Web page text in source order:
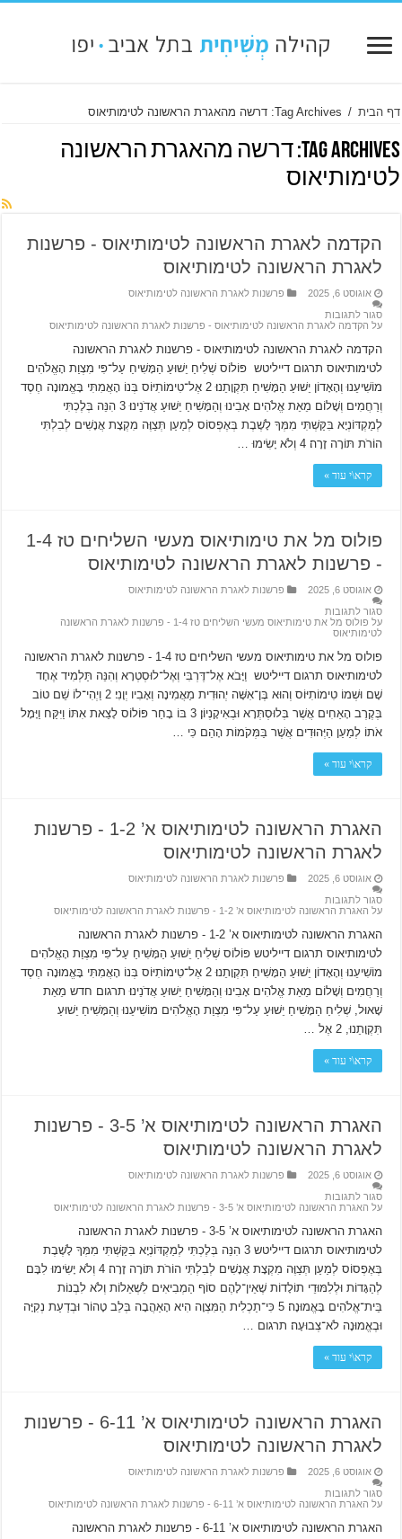
דף הבית / Tag Archives: דרשה מהאגרת הראשונה לטימותיאוס
Tag Archives: דרשה מהאגרת הראשונה
לטימותיאוס
הקדמה לאגרת הראשונה לטימותיאוס ‫- פרשנות
לאגרת הראשונה לטימותיאוס
אוגוסט 6, 2025
פרשנות לאגרת הראשונה לטימותיאוס
סגור לתגובות
על הקדמה לאגרת הראשונה לטימותיאוס ‫- פרשנות לאגרת הראשונה לטימותיאוס
הקדמה לאגרת הראשונה לטימותיאוס ‫- פרשנות לאגרת הראשונה
לטימותיאוס תרגום דייליטש פּוֹלוֹס שְׁלִיחַ יֵשׁוּעַ הַמָּשִׁיחַ עַל־פִּי מִצְוַת הָאֱלֹהִים
מוֹשִׁיעֵנוּ וְהָאָדוֹן יֵשׁוּעַ הַמָּשִׁיחַ תִּקְוָתֵנוּ׃ 2 אֶל־טִימוֹתִיּוֹס בְּנוֹ הָאֲמִתִּי בָּאֱמוּנָה חֶסֶד
וְרַחֲמִים וְשָׁלוֹם מֵאֵת אֱלֹהִים אָבִינוּ וְהַמָּשִׁיחַ יֵשׁוּעַ אֲדֹנֵינוּ׃ 3 הִנֵּה בְּלֶכְתִּי
לְמַקְדּוֹנְיָא בִּקַּשְׁתִּי מִמְּךָ לָשֶׁבֶת בְּאֶפְסוֹס לְמַעַן תְּצַוֶּה מִקְצָת אֲנָשִׁים לְבִלְתִּי
הוֹרֹת תּוֹרָה זָרָה׃ 4 וְלֹא יָשִׂימוּ …
קרא\י עוד »
פולוס מל את טימותיאוס מעשי השליחים טז 1-4
‫- פרשנות לאגרת הראשונה לטימותיאוס
אוגוסט 6, 2025
פרשנות לאגרת הראשונה לטימותיאוס
סגור לתגובות
על פולוס מל את טימותיאוס מעשי השליחים טז 1-4 ‫- פרשנות לאגרת הראשונה
לטימותיאוס
פולוס מל את טימותיאוס מעשי השליחים טז 1-4 ‫- פרשנות לאגרת הראשונה
לטימותיאוס תרגום דייליטש וַיָּבֹא אֶל־דֶּרְבִּי וְאֶל־לוּסְטְרָא וְהִנֵּה תַּלְמִיד אֶחָד
שָׁם וּשְׁמוֹ טִימוֹתִיּוֹס וְהוּא בֶּן־אִשָּׁה יְהוּדִית מַאֲמִינָה וְאָבִיו יְוָנִי׃ 2 וַיְהִי־לוֹ שֵׁם טוֹב
בְּקֶרֶב הָאַחִים אֲשֶׁר בְּלוּסְתְּרָא וּבְאִיקָנְיוֹן׃ 3 בּוֹ בָחַר פּוֹלוֹס לָצֵאת אִתּוֹ וַיִּקַּח וַיָּמָל
אֹתוֹ לְמַעַן הַיְּהוּדִים אֲשֶׁר בַּמְּקֹמוֹת הָהֵם כִּי …
קרא\י עוד »
האגרת הראשונה לטימותיאוס א’ 1-2 ‫- פרשנות
לאגרת הראשונה לטימותיאוס
אוגוסט 6, 2025
פרשנות לאגרת הראשונה לטימותיאוס
סגור לתגובות
על האגרת הראשונה לטימותיאוס א’ 1-2 ‫- פרשנות לאגרת הראשונה לטימותיאוס
האגרת הראשונה לטימותיאוס א’ 1-2 ‫- פרשנות לאגרת הראשונה
לטימותיאוס תרגום דייליטש פּוֹלוֹס שְׁלִיחַ יֵשׁוּעַ הַמָּשִׁיחַ עַל־פִּי מִצְוַת הָאֱלֹהִים
מוֹשִׁיעֵנוּ וְהָאָדוֹן יֵשׁוּעַ הַמָּשִׁיחַ תִּקְוָתֵנוּ׃ 2 אֶל־טִימוֹתִיּוֹס בְּנוֹ הָאֲמִתִּי בָּאֱמוּנָה חֶסֶד
וְרַחֲמִים וְשָׁלוֹם מֵאֵת אֱלֹהִים אָבִינוּ וְהַמָּשִׁיחַ יֵשׁוּעַ אֲדֹנֵינוּ׃ תרגום חדש מֵאֵת
שָׁאוּל, שְׁלִיחַ הַמָּשִׁיחַ יֵשׁוּעַ עַל־פִּי מִצְוַת הָאֱלֹהִים מוֹשִׁיעֵנוּ וְהַמָּשִׁיחַ יֵשׁוּעַ
תִּקְוָתֵנוּ, 2 אֶל …
קרא\י עוד »
האגרת הראשונה לטימותיאוס א’ 3-5 ‫- פרשנות
לאגרת הראשונה לטימותיאוס
אוגוסט 6, 2025
פרשנות לאגרת הראשונה לטימותיאוס
סגור לתגובות
על האגרת הראשונה לטימותיאוס א’ 3-5 ‫- פרשנות לאגרת הראשונה לטימותיאוס
האגרת הראשונה לטימותיאוס א’ 3-5 ‫- פרשנות לאגרת הראשונה
לטימותיאוס תרגום דייליטש 3 הִנֵּה בְּלֶכְתִּי לְמַקְדּוֹנְיָא בִּקַּשְׁתִּי מִמְּךָ לָשֶׁבֶת
בְּאֶפְסוֹס לְמַעַן תְּצַוֶּה מִקְצָת אֲנָשִׁים לְבִלְתִּי הוֹרֹת תּוֹרָה זָרָה׃ 4 וְלֹא יָשִׂימוּ לִבָּם
לְהַגָּדוֹת וּלְלִמּוּדֵי תוֹלָדוֹת שֶׁאֵין־לָהֶם סוֹף הַמְבִיאִים לִשְׁאֵלוֹת וְלֹא לִבְנוֹת
בֵּית־אֱלֹהִים בָּאֱמוּנָה׃ 5 כִּי־תַכְלִית הַמִּצְוָה הִיא הָאַהֲבָה בְּלֵב טָהוֹר וּבְדַעַת נְקִיָּה
וּבֶאֱמוּנָה לֹא־צְבוּעָה׃ תרגום …
קרא\י עוד »
האגרת הראשונה לטימותיאוס א’ 6-11 ‫- פרשנות
לאגרת הראשונה לטימותיאוס
אוגוסט 6, 2025
פרשנות לאגרת הראשונה לטימותיאוס
סגור לתגובות
על האגרת הראשונה לטימותיאוס א’ 6-11 ‫- פרשנות לאגרת הראשונה לטימותיאוס
האגרת הראשונה לטימותיאוס א’ 6-11 ‫- פרשנות לאגרת הראשונה